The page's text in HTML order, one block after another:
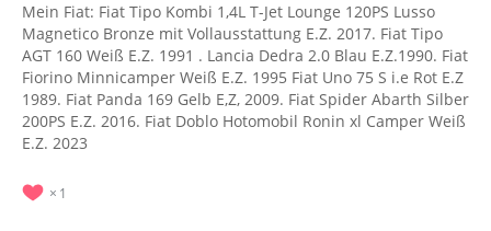
Mein Fiat: Fiat Tipo Kombi 1,4L T-Jet Lounge 120PS Lusso
Magnetico Bronze mit Vollausstattung E.Z. 2017. Fiat Tipo
AGT 160 Weiß E.Z. 1991 . Lancia Dedra 2.0 Blau E.Z.1990. Fiat
Fiorino Minnicamper Weiß E.Z. 1995 Fiat Uno 75 S i.e Rot E.Z
1989. Fiat Panda 169 Gelb E,Z, 2009. Fiat Spider Abarth Silber
200PS E.Z. 2016. Fiat Doblo Hotomobil Ronin xl Camper Weiß
E.Z. 2023
1